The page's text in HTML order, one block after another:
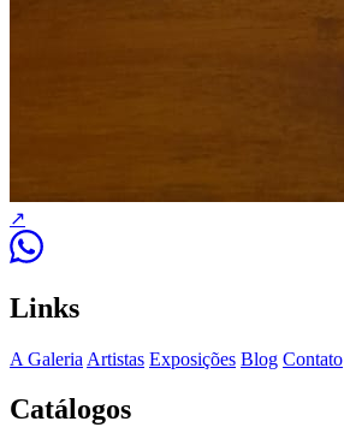
↗
Links
A Galeria Artistas Exposições Blog Contato
Catálogos